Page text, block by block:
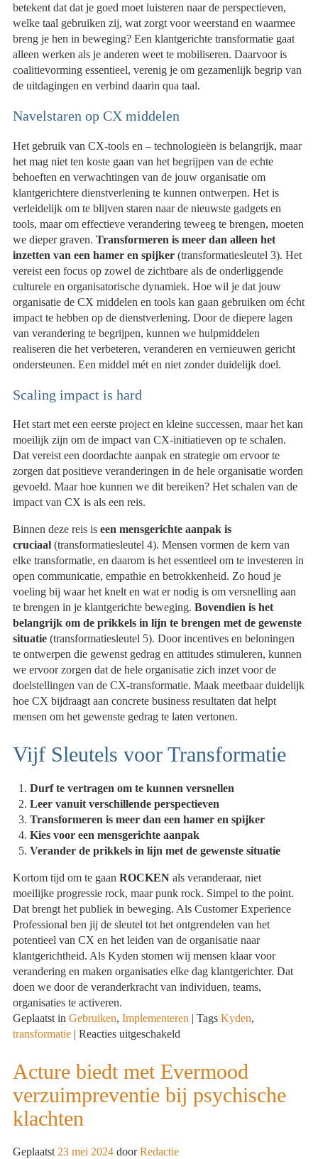
betekent dat dat je goed moet luisteren naar de perspectieven,
welke taal gebruiken zij, wat zorgt voor weerstand en waarmee
breng je hen in beweging? Een klantgerichte transformatie gaat
alleen werken als je anderen weet te mobiliseren. Daarvoor is
coalitievorming essentieel, verenig je om gezamenlijk begrip van
de uitdagingen en verbind daarin qua taal.
Navelstaren op CX middelen
Het gebruik van CX-tools en – technologieën is belangrijk, maar
het mag niet ten koste gaan van het begrijpen van de echte
behoeften en verwachtingen van de jouw organisatie om
klantgerichtere dienstverlening te kunnen ontwerpen. Het is
verleidelijk om te blijven staren naar de nieuwste gadgets en
tools, maar om effectieve verandering teweeg te brengen, moeten
we dieper graven.Transformeren is meer dan alleen het
inzetten van een hamer en spijker (transformatiesleutel 3). Het
vereist een focus op zowel de zichtbare als de onderliggende
culturele en organisatorische dynamiek. Hoe wil je dat jouw
organisatie de CX middelen en tools kan gaan gebruiken om écht
impact te hebben op de dienstverlening. Door de diepere lagen
van verandering te begrijpen, kunnen we hulpmiddelen
realiseren die het verbeteren, veranderen en vernieuwen gericht
ondersteunen. Een middel mét en niet zonder duidelijk doel.
Scaling impact is hard
Het start met een eerste project en kleine successen, maar het kan
moeilijk zijn om de impact van CX-initiatieven op te schalen.
Dat vereist een doordachte aanpak en strategie om ervoor te
zorgen dat positieve veranderingen in de hele organisatie worden
gevoeld. Maar hoe kunnen we dit bereiken? Het schalen van de
impact van CX is als een reis.
Binnen deze reis iseen mensgerichte aanpak is
cruciaal (transformatiesleutel 4). Mensen vormen de kern van
elke transformatie, en daarom is het essentieel om te investeren in
open communicatie, empathie en betrokkenheid. Zo houd je
voeling bij waar het knelt en wat er nodig is om versnelling aan
te brengen in je klantgerichte beweging.Bovendien is het
belangrijk om de prikkels in lijn te brengen met de gewenste
situatie (transformatiesleutel 5). Door incentives en beloningen
te ontwerpen die gewenst gedrag en attitudes stimuleren, kunnen
we ervoor zorgen dat de hele organisatie zich inzet voor de
doelstellingen van de CX-transformatie. Maak meetbaar duidelijk
hoe CX bijdraagt aan concrete business resultaten dat helpt
mensen om het gewenste gedrag te laten vertonen.
Vijf Sleutels voor Transformatie
Durf te vertragen om te kunnen versnellen
Leer vanuit verschillende perspectieven
Transformeren is meer dan een hamer en spijker
Kies voor een mensgerichte aanpak
Verander de prikkels in lijn met de gewenste situatie
Kortom tijd om te gaanROCKEN als veranderaar, niet
moeilijke progressie rock, maar punk rock. Simpel to the point.
Dat brengt het publiek in beweging. Als Customer Experience
Professional ben jij de sleutel tot het ontgrendelen van het
potentieel van CX en het leiden van de organisatie naar
klantgerichtheid. Als Kyden stomen wij mensen klaar voor
verandering en maken organisaties elke dag klantgerichter. Dat
doen we door de veranderkracht van individuen, teams,
organisaties te activeren.
Geplaatst in Gebruiken,Implementeren | Tags Kyden,
transformatie | Reacties uitgeschakeld
hoe
Customer
Acture biedt met Evermood
verzuimpreventie bij psychische
klachten
Geplaatst 23 mei 2024 door Redactie